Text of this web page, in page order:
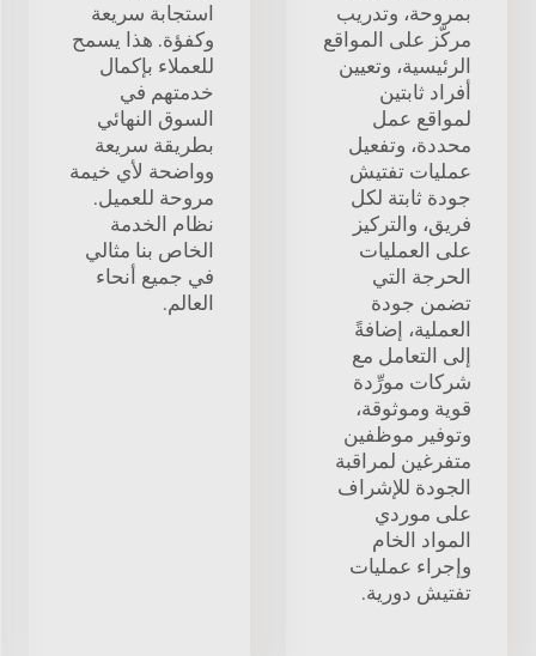
بمروحة، وتدريب
مركّز على المواقع
الرئيسية، وتعيين
أفراد ثابتين
لمواقع عمل
محددة، وتفعيل
عمليات تفتيش
جودة ثابتة لكل
فريق، والتركيز
على العمليات
الحرجة التي
تضمن جودة
العملية، إضافةً
إلى التعامل مع
شركات مورِّدة
قوية وموثوقة،
وتوفير موظفين
متفرغين لمراقبة
الجودة للإشراف
على موردي
المواد الخام
وإجراء عمليات
تفتيش دورية.
استجابة سريعة
وكفؤة. هذا يسمح
للعملاء بإكمال
خدمتهم في
السوق النهائي
بطريقة سريعة
وواضحة لأي خيمة
مروحة للعميل.
نظام الخدمة
الخاص بنا مثالي
في جميع أنحاء
العالم.